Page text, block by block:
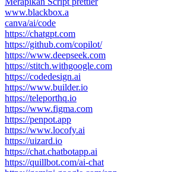
www.blackbox.a
canva/ai/code
https://chatgpt.com
https://github.com/copilot/
https://www.deepseek.com
https://stitch.withgoogle.com
https://codedesign.ai
https://www.builder.io
https://teleporthq.io
https://www.figma.com
https://penpot.app
https://www.locofy.ai
https://uizard.io
https://chat.chatbotapp.ai
https://quillbot.com/ai-chat